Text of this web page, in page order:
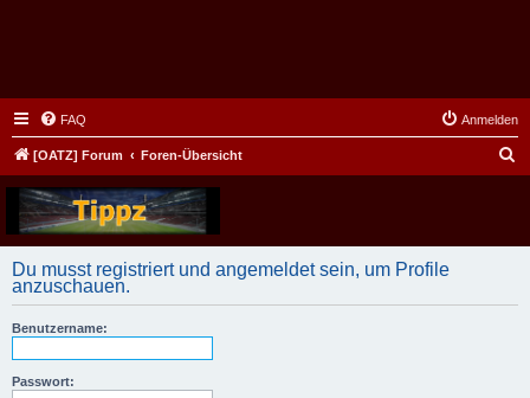
FAQ Anmelden
[OATZ] Forum Foren-Übersicht
Du musst registriert und angemeldet sein, um Profile
anzuschauen.
Benutzername:
Passwort: